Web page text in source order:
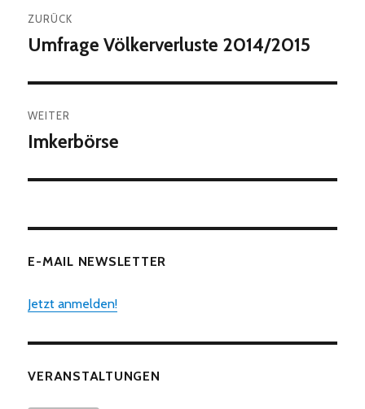
ZURÜCK
Vorheriger
Umfrage Völkerverluste 2014/2015
WEITER
Nächster
Imkerbörse
E-MAIL NEWSLETTER
Jetzt anmelden!
VERANSTALTUNGEN